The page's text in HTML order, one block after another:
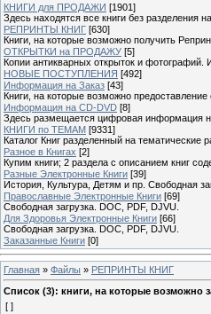
КНИГИ для ПРОДАЖИ [1901]
Здесь находятся все книги без разделения
РЕПРИНТЫ КНИГ [630]
Книги, на которые возможно получить
ОТКРЫТКИ на ПРОДАЖУ [5]
Копии антикварных открыток и фотографий.
НОВЫЕ ПОСТУПЛЕНИЯ [492]
Информация на Заказ [43]
Книги, на которые возможно
Информация на CD-DVD [8]
Здесь размещается цифровая информация
КНИГИ по ТЕМАМ [9331]
Каталог Книг разделенный на тематические
Разное в Книгах [2]
Купим книги; 2 раздела с описанием книг
Разные Электронные Книги [39]
История, Культура, Детям и пр. Свободная
Православные Электронные Книги [69]
Свободная загрузка. DOC, PDF, DJVU.
Для Здоровья Электронные Книги [66]
Свободная загрузка. DOC, PDF, DJVU.
Заказанные Книги [0]
Главная » Файлы » РЕПРИНТЫ КНИГ
Список (3): книги, на которые возможно
[ ]